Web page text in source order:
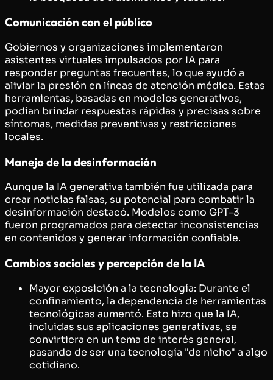
Comunicación con el público
Gobiernos y organizaciones implementaron
asistentes virtuales impulsados por IA para
responder preguntas frecuentes, lo que ayudó a
aliviar la presión en líneas de atención médica. Estas
herramientas, basadas en modelos generativos,
podían brindar respuestas rápidas y precisas sobre
síntomas, medidas preventivas y restricciones
locales.
Manejo de la desinformación
Aunque la IA generativa también fue utilizada para
crear noticias falsas, su potencial para combatir la
desinformación destacó. Modelos como GPT-3
fueron programados para detectar inconsistencias
en contenidos y generar información confiable.
Cambios sociales y percepción de la IA
Mayor exposición a la tecnología: Durante el
confinamiento, la dependencia de herramientas
tecnológicas aumentó. Esto hizo que la IA,
incluidas sus aplicaciones generativas, se
convirtiera en un tema de interés general,
pasando de ser una tecnología "de nicho" a algo
cotidiano.